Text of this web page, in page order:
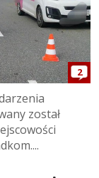
2
został